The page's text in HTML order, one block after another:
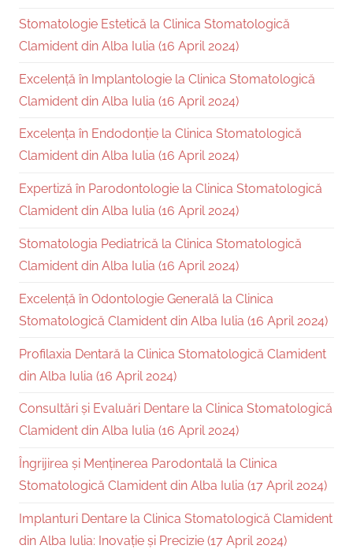
Stomatologie Estetică la Clinica Stomatologică
Clamident din Alba Iulia (16 April 2024)
Excelență în Implantologie la Clinica Stomatologică
Clamident din Alba Iulia (16 April 2024)
Excelența în Endodonție la Clinica Stomatologică
Clamident din Alba Iulia (16 April 2024)
Expertiză în Parodontologie la Clinica Stomatologică
Clamident din Alba Iulia (16 April 2024)
Stomatologia Pediatrică la Clinica Stomatologică
Clamident din Alba Iulia (16 April 2024)
Excelență în Odontologie Generală la Clinica
Stomatologică Clamident din Alba Iulia (16 April 2024)
Profilaxia Dentară la Clinica Stomatologică Clamident
din Alba Iulia (16 April 2024)
Consultări și Evaluări Dentare la Clinica Stomatologică
Clamident din Alba Iulia (16 April 2024)
Îngrijirea și Menținerea Parodontală la Clinica
Stomatologică Clamident din Alba Iulia (17 April 2024)
Implanturi Dentare la Clinica Stomatologică Clamident
din Alba Iulia: Inovație și Precizie (17 April 2024)